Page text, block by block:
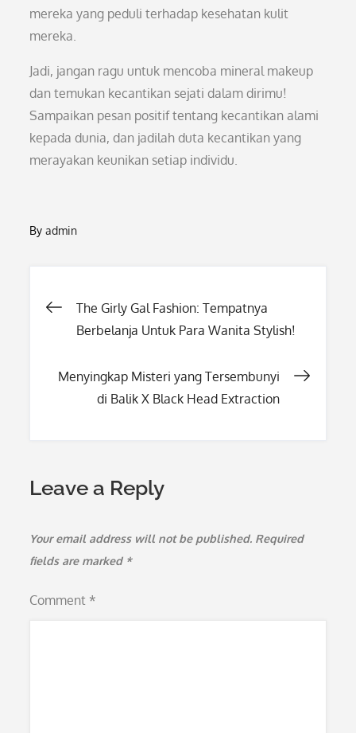
mereka yang peduli terhadap kesehatan kulit
mereka.
Jadi, jangan ragu untuk mencoba mineral makeup
dan temukan kecantikan sejati dalam dirimu!
Sampaikan pesan positif tentang kecantikan alami
kepada dunia, dan jadilah duta kecantikan yang
merayakan keunikan setiap individu.
Byadmin
Post
The Girly Gal Fashion: Tempatnya
Berbelanja Untuk Para Wanita Stylish!
Menyingkap Misteri yang Tersembunyi
di Balik X Black Head Extraction
Leave a Reply
Your email address will not be published. Required
fields are marked *
Comment *